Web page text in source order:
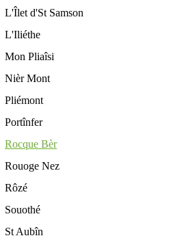
L'Îlet d'St Samson
L'Iliéthe
Mon Pliaîsi
Nièr Mont
Pliémont
Portînfer
Rocque Bèr
Rouoge Nez
Rôzé
Souothé
St Aubîn